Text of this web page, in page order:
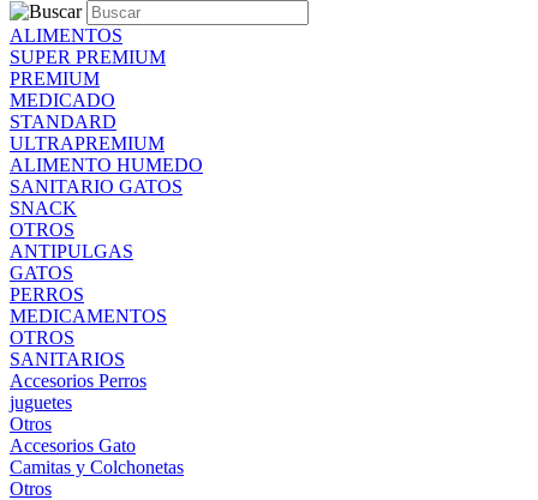
ALIMENTOS
SUPER PREMIUM
PREMIUM
MEDICADO
STANDARD
ULTRAPREMIUM
ALIMENTO HUMEDO
SANITARIO GATOS
SNACK
OTROS
ANTIPULGAS
GATOS
PERROS
MEDICAMENTOS
OTROS
SANITARIOS
Accesorios Perros
juguetes
Otros
Accesorios Gato
Camitas y Colchonetas
Otros